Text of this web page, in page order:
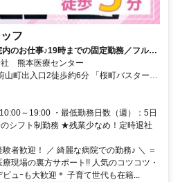
フ
内のお仕事♪19時までの固定勤務／フルタ
◎月収20万円以上も可◎
社 熊本医療センター
山町出入口2徒歩約6分 「桜町バスターミ
～19:00 ・最低勤務日数（週）：5日
シフト制勤務 ★残業少なめ！定時退社
者歓迎！ ／ 綺麗な病院での勤務♪ ＼ ＝
現場の裏方サポート!! 人気のコツコツ・
ュｰも大歓迎＊ 子育て世代も在籍...